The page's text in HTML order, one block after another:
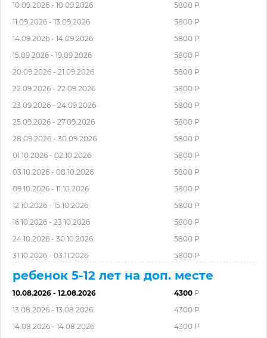
10.09.2026 - 10.09.2026
11.09.2026 - 13.09.2026
14.09.2026 - 14.09.2026
15.09.2026 - 19.09.2026
20.09.2026 - 21.09.2026
22.09.2026 - 22.09.2026
23.09.2026 - 24.09.2026
25.09.2026 - 27.09.2026
28.09.2026 - 30.09.2026
01.10.2026 - 02.10.2026
03.10.2026 - 08.10.2026
09.10.2026 - 11.10.2026
12.10.2026 - 15.10.2026
16.10.2026 - 23.10.2026
24.10.2026 - 30.10.2026
31.10.2026 - 03.11.2026
5800 Р
5800 Р
5800 Р
5800 Р
5800 Р
5800 Р
5800 Р
5800 Р
5800 Р
5800 Р
5800 Р
5800 Р
5800 Р
5800 Р
5800 Р
5800 Р
ребенок 5-12 лет на доп. месте
10.08.2026 - 12.08.2026
13.08.2026 - 13.08.2026
14.08.2026 - 14.08.2026
4300 Р
4300 Р
4300 Р